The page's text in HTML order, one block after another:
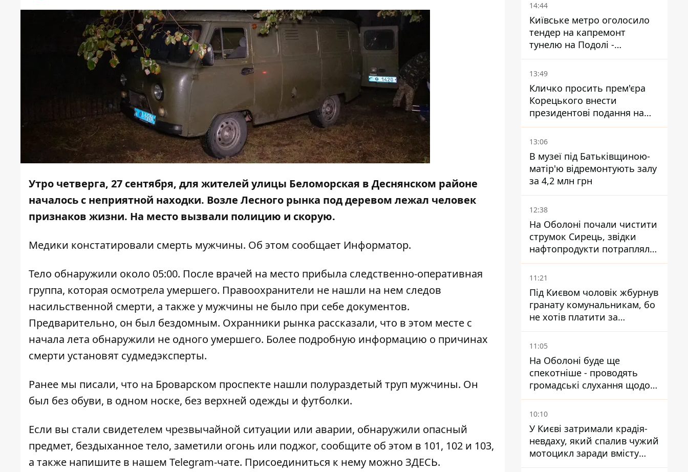
Утро четверга, 27 сентября, для жителей улицы Беломорская в Деснянском районе
началось с неприятной находки. Возле Лесного рынка под деревом лежал человек
признаков жизни. На место вызвали полицию и скорую.
Медики констатировали смерть мужчины. Об этом сообщает Информатор.
Тело обнаружили около 05:00. После врачей на место прибыла следственно-оперативная
группа, которая осмотрела умершего. Правоохранители не нашли на нем следов
насильственной смерти, а также у мужчины не было при себе документов.
Предварительно, он был бездомным. Охранники рынка рассказали, что в этом месте с
начала лета обнаружили не одного умершего. Более подробную информацию о причинах
смерти установят судмедэксперты.
Ранее мы писали, что на Броварском проспекте нашли полураздетый труп мужчины. Он
был без обуви, в одном носке, без верхней одежды и футболки.
Если вы стали свидетелем чрезвычайной ситуации или аварии, обнаружили опасный
предмет, бездыханное тело, заметили огонь или поджог, сообщите об этом в 101, 102 и 103,
а также напишите в нашем Telegram-чате. Присоединиться к нему можно ЗДЕСЬ.
14:44
Київське метро оголосило
тендер на капремонт
тунелю на Подолі -
триватиме майже два роки
13:49
Кличко просить прем'єра
Корецького внести
президентові подання на
звільнення володаря
Троєщини Бахматова
13:06
В музеї під Батьківщиною-
матір'ю відремонтують залу
за 4,2 млн грн
12:38
На Оболоні почали чистити
струмок Сирець, звідки
нафтопродукти потрапляли
до озер
11:21
Під Києвом чоловік жбурнув
гранату комунальникам, бо
не хотів платити за
квитанціями
11:05
На Оболоні буде ще
спекотніше - проводять
громадські слухання щодо
храму УГКЦ на Північній
10:10
У Києві затримали крадія-
невдаху, який спалив чужий
мотоцикл заради вмісту
багажника